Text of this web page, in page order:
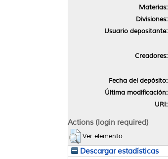
Materias:
Divisiones:
Usuario depositante:
Creadores:
Fecha del depósito:
Última modificación:
URI:
Actions (login required)
Ver elemento
Descargar estadísticas